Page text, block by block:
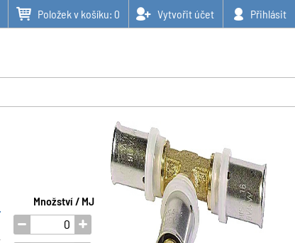
Množství / MJ
Položek v košíku: 0 Vytvořit účet Přihlásit